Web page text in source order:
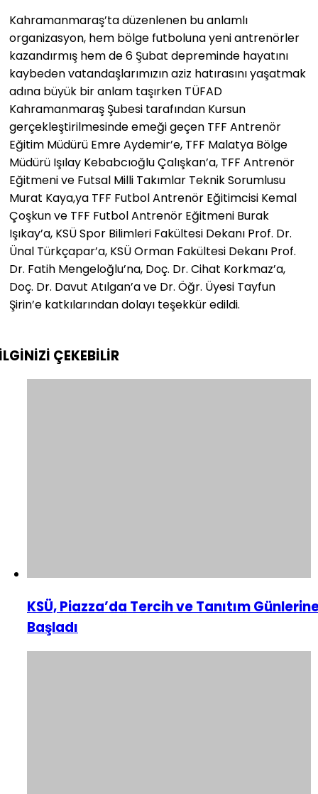
Kahramanmaraş’ta düzenlenen bu anlamlı
organizasyon, hem bölge futboluna yeni antrenörler
kazandırmış hem de 6 Şubat depreminde hayatını
kaybeden vatandaşlarımızın aziz hatırasını yaşatmak
adına büyük bir anlam taşırken TÜFAD
Kahramanmaraş Şubesi tarafından Kursun
gerçekleştirilmesinde emeği geçen TFF Antrenör
Eğitim Müdürü Emre Aydemir’e, TFF Malatya Bölge
Müdürü Işılay Kebabcıoğlu Çalışkan’a, TFF Antrenör
Eğitmeni ve Futsal Milli Takımlar Teknik Sorumlusu
Murat Kaya,ya TFF Futbol Antrenör Eğitimcisi Kemal
Çoşkun ve TFF Futbol Antrenör Eğitmeni Burak
Işıkay’a, KSÜ Spor Bilimleri Fakültesi Dekanı Prof. Dr.
Ünal Türkçapar’a, KSÜ Orman Fakültesi Dekanı Prof.
Dr. Fatih Mengeloğlu’na, Doç. Dr. Cihat Korkmaz’a,
Doç. Dr. Davut Atılgan’a ve Dr. Öğr. Üyesi Tayfun
Şirin’e katkılarından dolayı teşekkür edildi.
ÇEKEBİLİR
KSÜ, Piazza’da Tercih ve Tanıtım
Başladı